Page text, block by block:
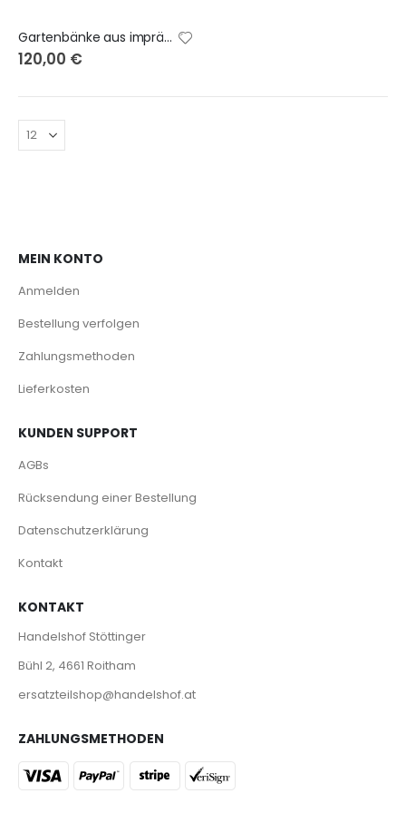
Gartenbänke aus imprägniertem Holz
120,00 €
MEIN KONTO
Anmelden
Bestellung verfolgen
Zahlungsmethoden
Lieferkosten
KUNDEN SUPPORT
AGBs
Rücksendung einer Bestellung
Datenschutzerklärung
Kontakt
KONTAKT
Handelshof Stöttinger
Bühl 2, 4661 Roitham
ersatzteilshop@handelshof.at
ZAHLUNGSMETHODEN